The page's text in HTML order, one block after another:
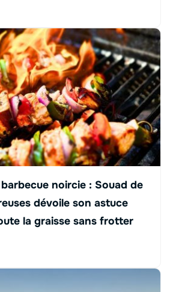
noircie : Souad de
dévoile son astuce
la graisse sans frotter